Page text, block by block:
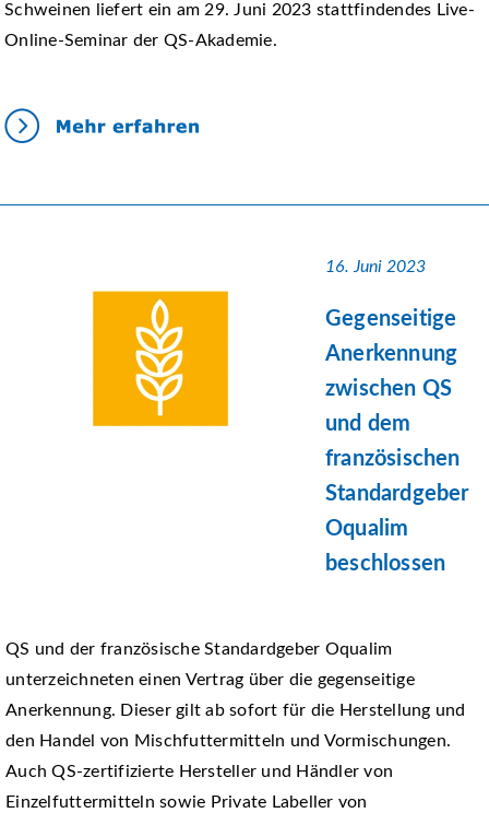
Schweinen liefert ein am 29. Juni 2023 stattfindendes Live-
Online-Seminar der QS-Akademie.
16. Juni 2023
Gegenseitige
Anerkennung
zwischen QS
und dem
französischen
Standardgeber
Oqualim
beschlossen
QS und der französische Standardgeber Oqualim
unterzeichneten einen Vertrag über die gegenseitige
Anerkennung. Dieser gilt ab sofort für die Herstellung und
den Handel von Mischfuttermitteln und Vormischungen.
Auch QS-zertifizierte Hersteller und Händler von
Einzelfuttermitteln sowie Private Labeller von